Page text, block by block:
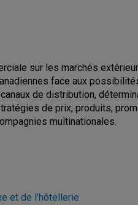
sur les marchés
face aux
de distribution,
de prix, produits,
multinationales.
et de l'hôtellerie